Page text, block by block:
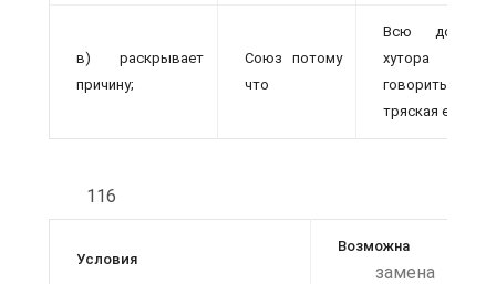
в) раскрывает
причину;
Союз потому
что
Всю
хутора
говорить
тряская езда
116
Условия
Возможна
замена